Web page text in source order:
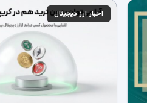
اخبار ارز دیجیتال